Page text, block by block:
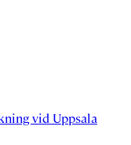
vid Uppsala